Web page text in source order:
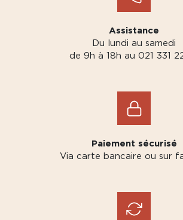
Assistance
Du lundi au samedi
de 9h à 18h au 021 331
Paiement sécurisé
Via carte bancaire ou sur